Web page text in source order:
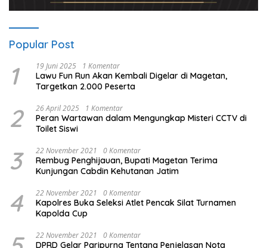
Popular Post
1 19 Juni 2025 1 Komentar
Lawu Fun Run Akan Kembali Digelar di Magetan,
Targetkan 2.000 Peserta
2 26 April 2025 1 Komentar
Peran Wartawan dalam Mengungkap Misteri CCTV di
Toilet Siswi
3 22 November 2021 0 Komentar
Rembug Penghijauan, Bupati Magetan Terima
Kunjungan Cabdin Kehutanan Jatim
4 22 November 2021 0 Komentar
Kapolres Buka Seleksi Atlet Pencak Silat Turnamen
Kapolda Cup
22 November 2021 0 Komentar
DPRD Gelar Paripurna Tentang Penjelasan Nota